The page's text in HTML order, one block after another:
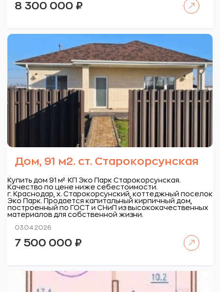
8 300 000 ₽
Дом, 91 м2. ст. Старокорсунская
Купить дом 91 м² КП Эко Парк Старокорсунская.
Качество по цене ниже себестоимости.
г. Краснодар, х. Старокорсунский, коттеджный поселок
Эко Парк. Продается капитальный кирпичный дом,
построенный по ГОСТ и СНиП из высококачественных
материалов для собственной жизни.
03.04.2026
7 500 000 ₽